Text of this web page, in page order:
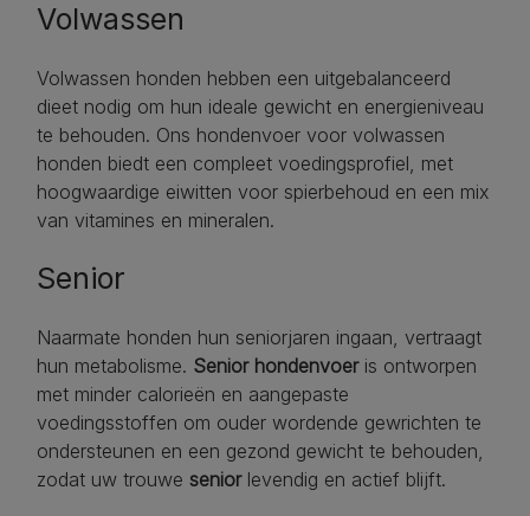
Volwassen
Volwassen honden hebben een uitgebalanceerd
dieet nodig om hun ideale gewicht en energieniveau
te behouden. Ons hondenvoer voor volwassen
honden biedt een compleet voedingsprofiel, met
hoogwaardige eiwitten voor spierbehoud en een mix
van vitamines en mineralen.
Senior
Naarmate honden hun seniorjaren ingaan, vertraagt
hun metabolisme. Senior hondenvoeris ontworpen
met minder calorieën en aangepaste
voedingsstoffen om ouder wordende gewrichten te
ondersteunen en een gezond gewicht te behouden,
zodat uw trouwe seniorlevendig en actief blijft.